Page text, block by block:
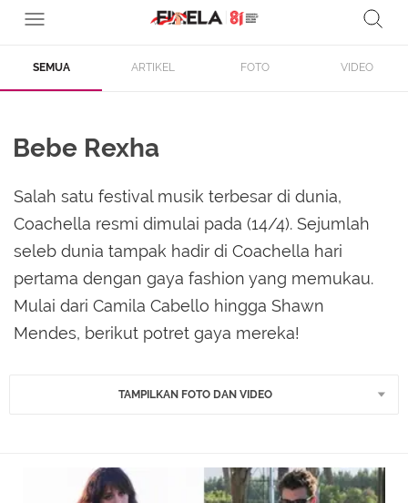
SEMUA ARTIKEL FOTO VIDEO
Bebe Rexha
Salah satu festival musik terbesar di dunia,
Coachella resmi dimulai pada (14/4). Sejumlah
seleb dunia tampak hadir di Coachella hari
pertama dengan gaya fashion yang memukau.
Mulai dari Camila Cabello hingga Shawn
Mendes, berikut potret gaya mereka!
TAMPILKAN FOTO DAN VIDEO